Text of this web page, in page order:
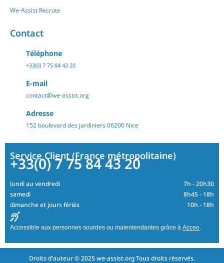
We-Assist Recrute
Contact
Téléphone
+33(0) 7 75 84 43 20
E-mail
contact@we-assist.org
Adresse
152 boulevard des jardiniers 06200 Nice
Service Client (France métropolitaine)
+33(0) 7 75 84 43 20
lundi au vendredi
7h - 20h30
samedi
8h45 - 18h
dimanche et jours fériés
10h - 18h
Accessible aux personnes sourdes ou malentendantes grâce à Acceo.
Droits d'auteur © 2025 we-assist.org Tous droits réservés.